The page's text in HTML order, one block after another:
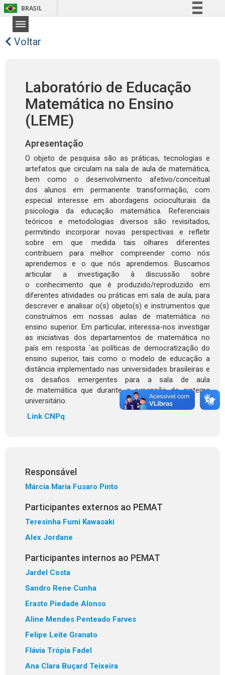
BRASIL
Legislação
Canais
Voltar
Laboratório de Educação
Matemática no Ensino
(LEME)
Apresentação
O objeto de pesquisa são as práticas, tecnologias e
artefatos que circulam na sala de aula de matemática,
bem como o desenvolvimento afetivo/conceitual
dos alunos em permanente transformação, com
especial interesse em abordagens ocioculturais da
psicologia da educação matemática. Referenciais
teóricos e metodologias diversos são revisitados,
permitindo incorporar novas perspectivas e refletir
sobre em que medida tais olhares diferentes
contribuem para melhor compreender como nós
aprendemos e o que nós aprendemos. Buscamos
articular a investigação à discussão sobre
o conhecimento que é produzido/reproduzido em
diferentes atividades ou práticas em sala de aula, para
descrever e analisar o(s) objeto(s) e instrumentos que
construímos em nossas aulas de matemática no
ensino superior. Em particular, interessa-nos investigar
as iniciativas dos departamentos de matemática no
país em resposta `as políticas de democratização do
ensino superior, tais como o modelo de educação a
distância implementado nas universidades brasileiras e
os desafios emergentes para a sala de aula
de matemática que durante a expansão do sistema
universitário.
Link CNPq
Responsável
Márcia Maria Fusaro Pinto
Participantes externos ao PEMAT
Teresinha Fumi Kawasaki
Alex Jordane
Participantes internos ao PEMAT
Jardel Costa
Sandro Rene Cunha
Erasto Piedade Alonso
Aline Mendes Penteado Farves
Felipe Leite Granato
Flávia Trópia Fadel
Ana Clara Buçard Teixeira